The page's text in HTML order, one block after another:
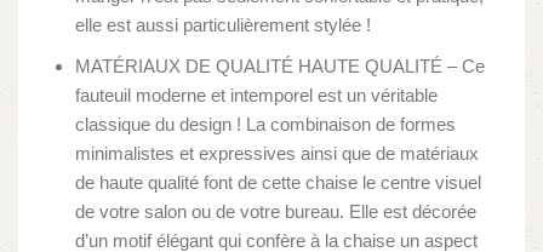
elle est aussi particulièrement stylée !
MATÉRIAUX DE QUALITÉ HAUTE QUALITÉ – Ce
fauteuil moderne et intemporel est un véritable
classique du design ! La combinaison de formes
minimalistes et expressives ainsi que de matériaux
de haute qualité font de cette chaise le centre visuel
de votre salon ou de votre bureau. Elle est décorée
d’un motif élégant qui confère à la chaise un aspect